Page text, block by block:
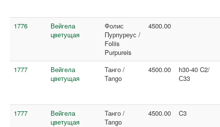
1776
Вейгела
цветущая
Фолис
Пурпуреус /
Foliis
Purpureis
4500.00
1777
Вейгела
цветущая
Танго /
Tango
4500.00
h30-40 C2/
С33
1777
Вейгела
цветущая
Танго /
Tango
4500.00 C3